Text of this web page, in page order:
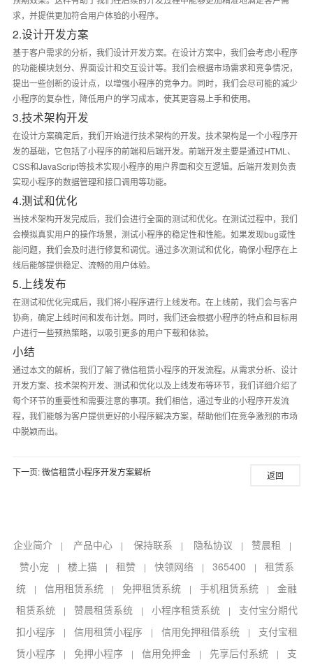
求，并提供更加符合用户体验的小程序。
2.设计开发方案
基于客户需求的分析，我们设计开发方案。在设计方案中，我们会考虑小程序
的功能模块划分、界面设计和交互设计等。我们会根据市场需求和竞争情况，
提出一些创新的设计点，以增强小程序的竞争力。同时，我们会尽可能的减少
小程序的复杂性，降低用户的学习成本，使其更容易上手和使用。
3.技术架构开发
在设计方案确定后，我们开始进行技术架构的开发。技术架构是一个小程序开
发的基础，它包括了小程序的前端和后端开发。前端开发主要是通过HTML、
CSS和JavaScript等技术实现小程序的用户界面和交互逻辑。后端开发则负责
实现小程序的数据管理和接口调用等功能。
4.测试和优化
当技术架构开发完成后，我们会进行全面的测试和优化。在测试过程中，我们
会模拟真实用户的操作场景，测试小程序的稳定性和性能。如果发现bug或性
能问题，我们会及时进行修复和调优。通过多次测试和优化，确保小程序在上
线后能够提供稳定、流畅的用户体验。
5.上线发布
在测试和优化完成后，我们将小程序进行上线发布。在上线前，我们会与客户
协商，确定上线时间和发布计划。同时，我们还会根据小程序的特点和目标用
户进行一些预热策略，以吸引更多的用户下载和体验。
小结
通过本文的解析，我们了解了微信租赁小程序的开发流程。从需求分析、设计
开发方案、技术架构开发、测试和优化以及上线发布等环节，我们详细介绍了
每个环节的重要性和需要注意的事项。我们相信，通过专业的小程序开发流
程，我们能够为客户提供更好的小程序解决方案，帮助他们在竞争激烈的市场
中脱颖而出。
返回
下一页:微信租赁小程序开发方案解析
企业简介 | 产品中心 | 保持联系 | 隐私协议 | 赞晨租 |
赞小宠 | 楼上猫| 租赞| 快领网络| 365400 | 租赁系
统 | 信用租赁系统 | 免押租赁系统 | 手机租赁系统 | 金融
租赁系统| 赞晨租赁系统| 小程序租赁系统| 支付宝分期代
扣小程序| 信用租赁小程序| 信用免押租借系统| 支付宝租
赁小程序 | 免押小程序 | 信用免押金 | 先享后付系统 | 支